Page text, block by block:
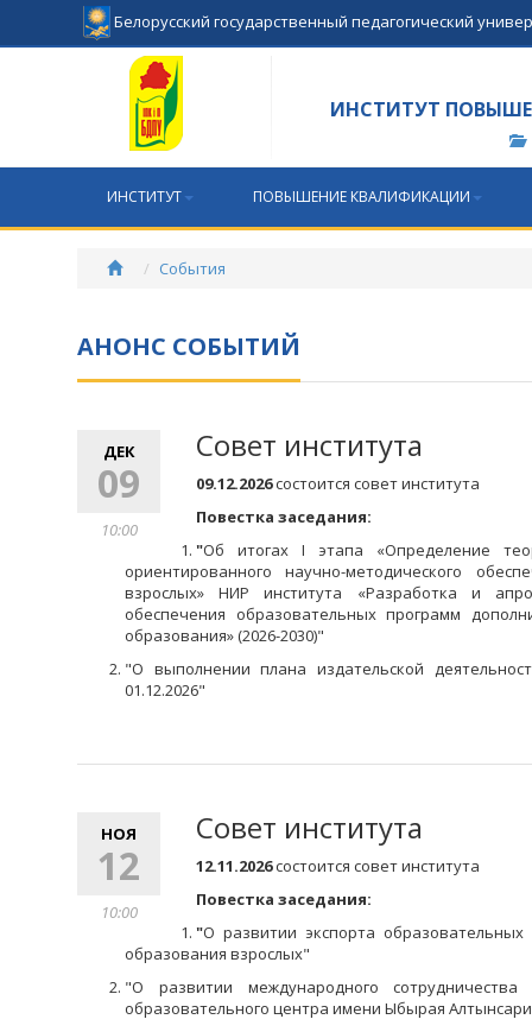
Белорусский государственный педагогический
ИНСТИТУТ
ИНСТИТУТ ПОВЫШЕНИЕ КВАЛИФИКАЦИИ
События
АНОНС СОБЫТИЙ
ДЕК
09
10:00
Совет института
09.12.2026состоится совет института
Повестка заседания:
"Об итогах I этапа «Определение
ориентированного научно-методического
взрослых» НИР института «Разработка и
обеспечения образовательных программ
образования» (2026-2030)"
"О выполнении плана издательской
01.12.2026"
НОЯ
12
10:00
Совет института
12.11.2026состоится совет института
Повестка заседания:
"О развитии экспорта
образования взрослых"
"О развитии международного сотрудничества
образовательного центра имени Ыбырая